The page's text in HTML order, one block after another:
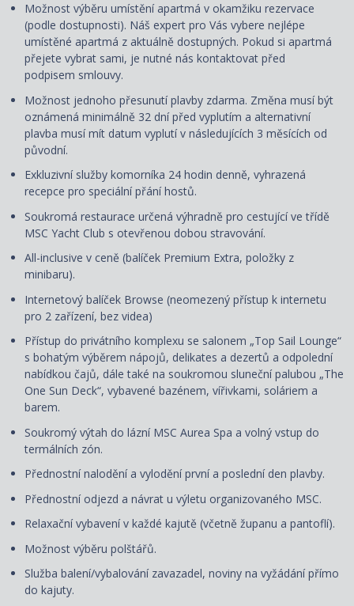
Možnost výběru umístění apartmá v okamžiku rezervace
(podle dostupnosti). Náš expert pro Vás vybere nejlépe
umístěné apartmá z aktuálně dostupných. Pokud si apartmá
přejete vybrat sami, je nutné nás kontaktovat před
podpisem smlouvy.
Možnost jednoho přesunutí plavby zdarma. Změna musí být
oznámená minimálně 32 dní před vyplutím a alternativní
plavba musí mít datum vyplutí v následujících 3 měsících od
původní.
Exkluzivní služby komorníka 24 hodin denně, vyhrazená
recepce pro speciální přání hostů.
Soukromá restaurace určená výhradně pro cestující ve třídě
MSC Yacht Club s otevřenou dobou stravování.
All-inclusive v ceně (balíček Premium Extra, položky z
minibaru).
Internetový balíček Browse (neomezený přístup k internetu
pro 2 zařízení, bez videa)
Přístup do privátního komplexu se salonem „Top Sail Lounge“
s bohatým výběrem nápojů, delikates a dezertů a odpolední
nabídkou čajů, dále také na soukromou sluneční palubou „The
One Sun Deck“, vybavené bazénem, vířivkami, soláriem a
barem.
Soukromý výtah do lázní MSC Aurea Spa a volný vstup do
termálních zón.
Přednostní nalodění a vylodění první a poslední den plavby.
Přednostní odjezd a návrat u výletu organizovaného MSC.
Relaxační vybavení v každé kajutě (včetně županu a pantoflí).
Možnost výběru polštářů.
Služba balení/vybalování zavazadel, noviny na vyžádání přímo
do kajuty.